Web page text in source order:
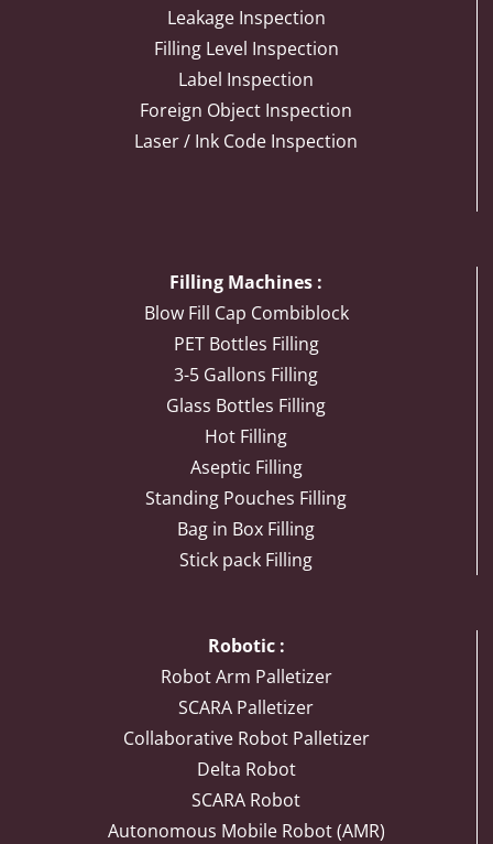
Leakage Inspection
Filling Level Inspection
Label Inspection
Foreign Object Inspection
Laser / Ink Code Inspection
Filling Machines :
Blow Fill Cap Combiblock
PET Bottles Filling
3-5 Gallons Filling
Glass Bottles Filling
Hot Filling
Aseptic Filling
Standing Pouches Filling
Bag in Box Filling
Stick pack Filling
Robotic :
Robot Arm Palletizer
SCARA Palletizer
Collaborative Robot Palletizer
Delta Robot
SCARA Robot
Autonomous Mobile Robot (AMR)